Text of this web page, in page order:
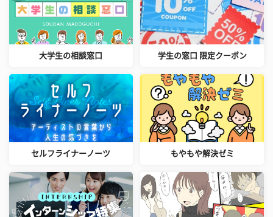
大学生の相談窓口 学生の窓口 限定クーポン
セルフライナーノーツ もやもや解決ゼミ